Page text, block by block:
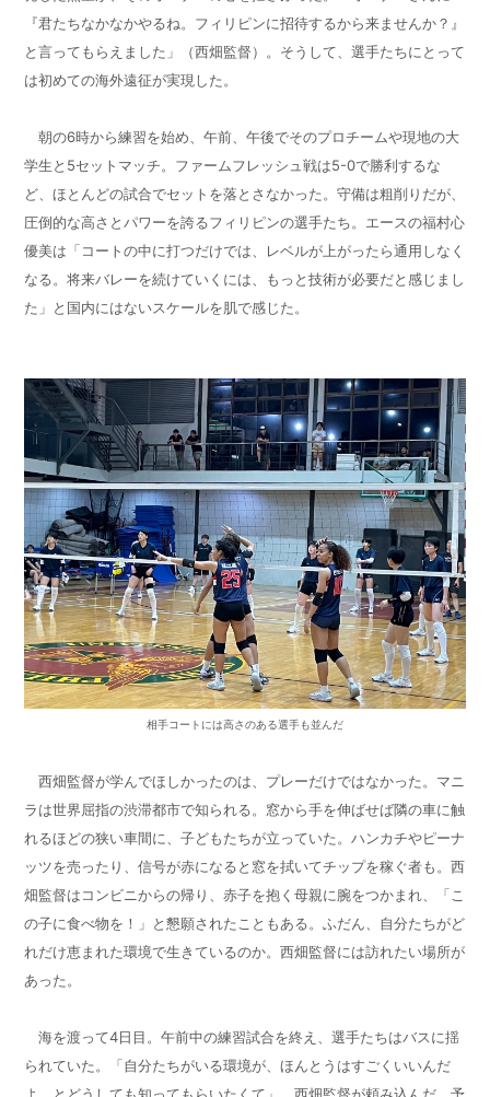
『君たちなかなかやるね。フィリピンに招待するから来ませんか？』
と言ってもらえました」（西畑監督）。そうして、選手たちにとって
は初めての海外遠征が実現した。
朝の6時から練習を始め、午前、午後でそのプロチームや現地の大
学生と 5セットマッチ。ファームフレッシュ戦は5-0で勝利するな
ど、ほとんどの試合でセットを落とさなかった。守備は粗削りだが、
圧倒的な高さとパワーを誇るフィリピンの選手たち。エースの福村心
優美は「コートの中に打つだけでは、レベルが上がったら通用しなく
なる。将来バレーを続けていくには、もっと技術が必要だと感じまし
た」と国内にはないスケールを肌で感じた。
相手コートには高さのある選手も並んだ
西畑監督が学んでほしかったのは、プレーだけではなかった。マニ
ラは世界屈指の渋滞都市で知られる。窓から手を伸ばせば隣の車に触
れるほどの狭い車間に、子どもたちが立っていた。ハンカチやピーナ
ッツを売ったり、信号が赤になると窓を拭いてチップを稼ぐ者も。西
畑監督はコンビニからの帰り、赤子を抱く母親に腕をつかまれ、「こ
の子に食べ物を！」と懇願されたこともある。ふだん、自分たちがど
れだけ恵まれた環境で生きているのか。西畑監督には訪れたい場所が
あった。
海を渡って4日目。午前中の練習試合を終え、選手たちはバスに揺
られていた。「自分たちがいる環境が、ほんとうはすごくいいんだ